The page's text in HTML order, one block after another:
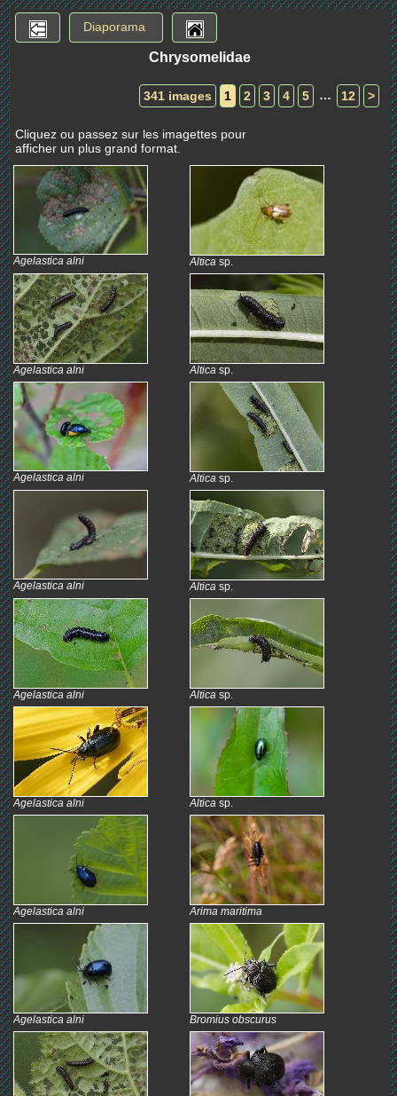
Diaporama
Chrysomelidae
341 images 1 2 3 4 5 … 12 >
Cliquez ou passez sur les imagettes pour
afficher un plus grand format.
Agelastica alni
Agelastica alni
Agelastica alni
Agelastica alni
Agelastica alni
Agelastica alni
Agelastica alni
Agelastica alni
Altica sp.
Altica sp.
Altica sp.
Altica sp.
Altica sp.
Altica sp.
Arima maritima
Bromius obscurus